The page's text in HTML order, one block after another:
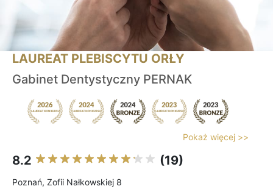
LAUREAT PLEBISCYTU ORŁY
Gabinet Dentystyczny PERNAK
Pokaż więcej >>
8.2 (19)
Poznań, Zofii Nałkowskiej 8